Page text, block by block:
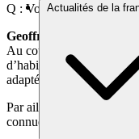
Actualités de la
Q : Vous avez ouvert
Geoffrey :
Au cours de mes années
d’habitations présentes
adaptées et efficaces.
Par ailleurs, je maîtrise
connue et reconnue sur